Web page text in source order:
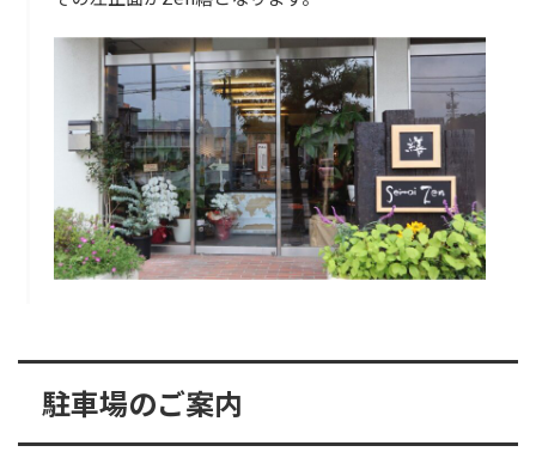
駐車場のご案内